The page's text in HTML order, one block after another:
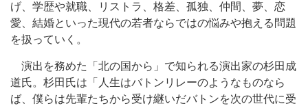
げ、学歴や就職、リストラ、格差、孤独、仲間、夢、恋
愛、結婚といった現代の若者ならではの悩みや抱える問題
を扱っていく。
演出を務めた「北の国から」で知られる演出家の杉田成
道氏。杉田氏は「人生はバトンリレーのようなものなら
ば、僕らは先輩たちから受け継いだバトンを次の世代に受